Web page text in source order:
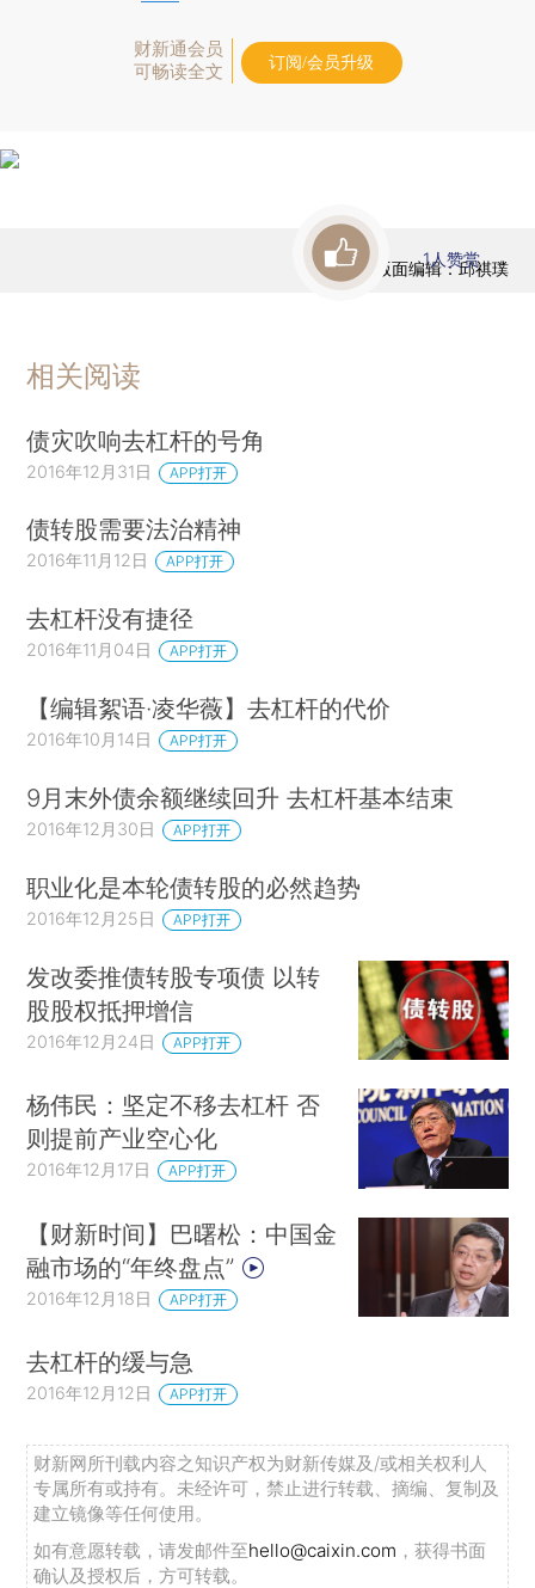
财新通会员
可畅读全文
订阅/会员升级
版面编辑：邱祺璞
1人赞赏
相关阅读
债灾吹响去杠杆的号角
2016年12月31日 APP打开
债转股需要法治精神
2016年11月12日 APP打开
去杠杆没有捷径
2016年11月04日 APP打开
【编辑絮语·凌华薇】去杠杆的代价
2016年10月14日 APP打开
9月末外债余额继续回升 去杠杆基本结束
2016年12月30日 APP打开
职业化是本轮债转股的必然趋势
2016年12月25日 APP打开
发改委推债转股专项债 以转
股股权抵押增信
2016年12月24日 APP打开
杨伟民：坚定不移去杠杆 否
则提前产业空心化
2016年12月17日 APP打开
【财新时间】巴曙松：中国金
融市场的“年终盘点”
2016年12月18日 APP打开
去杠杆的缓与急
2016年12月12日 APP打开
财新网所刊载内容之知识产权为财新传媒及/或相关权利人
专属所有或持有。未经许可，禁止进行转载、摘编、复制及
建立镜像等任何使用。
如有意愿转载，请发邮件至hello@caixin.com ，获得书面
确认及授权后，方可转载。